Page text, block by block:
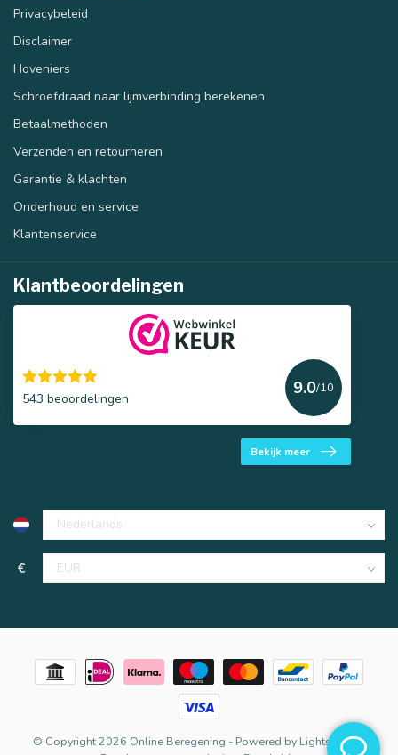
Privacybeleid
Disclaimer
Hoveniers
Schroefdraad naar lijmverbinding berekenen
Betaalmethoden
Verzenden en retourneren
Garantie & klachten
Onderhoud en service
Klantenservice
Klantbeoordelingen
543 beoordelingen
9.0/10
Bekijk meer
€
© Copyright 2026 Online Beregening - Powered by Lightspeed-